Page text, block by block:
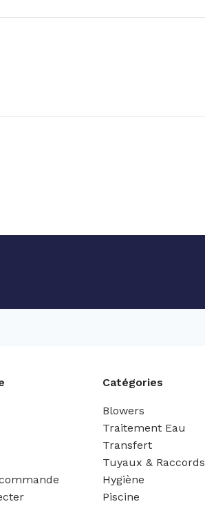
Catégories
Blowers
Traitement Eau
Transfert
Tuyaux & Raccords
Hygiène
Piscine